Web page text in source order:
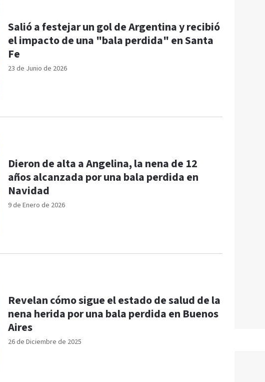
23 de Junio de 2026
Salió a festejar un gol de Argentina y recibió
el impacto de una "bala perdida" en Santa
Fe
9 de Enero de 2026
Dieron de alta a Angelina, la nena de 12
años alcanzada por una bala perdida en
Navidad
26 de Diciembre de 2025
Revelan cómo sigue el estado de salud de la
nena herida por una bala perdida en Buenos
Aires